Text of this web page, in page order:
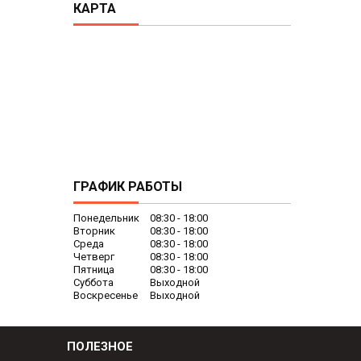
КАРТА
ГРАФИК РАБОТЫ
Понедельник 08:30
18:00
Вторник
08:30
18:00
Среда
08:30
18:00
Четверг
08:30
18:00
Пятница
08:30
18:00
Суббота
Выходной
Воскресенье
Выходной
ПОЛЕЗНОЕ